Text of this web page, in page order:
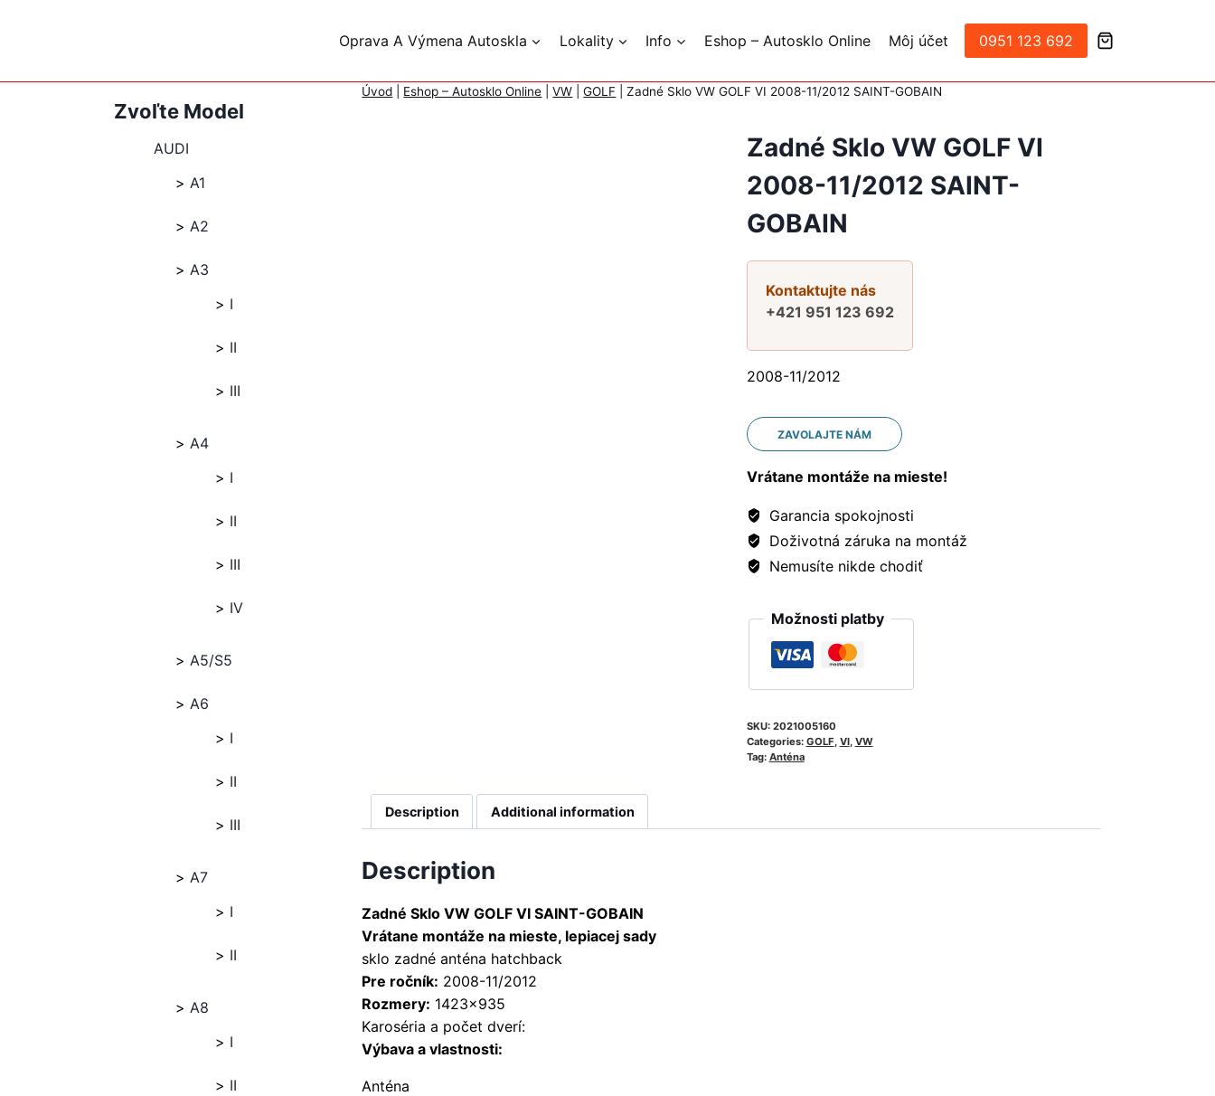
Oprava A Výmena Autoskla Lokality Info Eshop – Autosklo Online Môj účet 0951 123 692
Úvod Eshop – Autosklo Online |VW |GOLF |Zadné Sklo VW GOLF VI 2008-11/2012 SAINT-GOBAIN
Zadné Sklo VW GOLF VI
2008-11/2012 SAINT-
GOBAIN
Kontaktujte nás
+421 951 123 692
2008-11/2012
ZAVOLAJTE NÁM
Vrátane montáže na mieste!
Garancia spokojnosti
Doživotná záruka na montáž
Nemusíte nikde chodiť
Možnosti platby
SKU: 2021005160
Categories: GOLF VI, VW
Tag: Anténa
Description Additional information
Description
Zadné Sklo VW GOLF VI SAINT-GOBAIN
Vrátane montáže na mieste, lepiacej sady
sklo zadné anténa hatchback
Pre ročník: 2008-11/2012
Rozmery: 1423×935
Karoséria a počet dverí:
Výbava a vlastnosti:
Anténa
Zvoľte Model
AUDI
A1
A2
A3
I
II
III
A4
I
II
III
IV
A5/S5
A6
I
II
III
A7
I
II
A8
I
II